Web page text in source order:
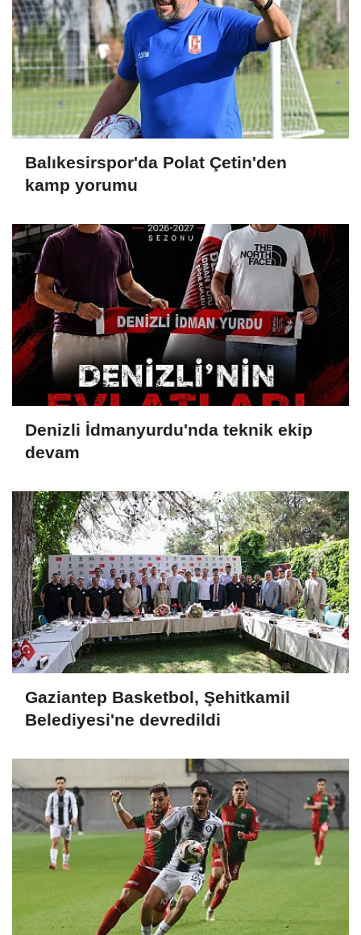
Balıkesirspor'da Polat Çetin'den
kamp yorumu
Denizli İdmanyurdu'nda teknik ekip
devam
Gaziantep Basketbol, Şehitkamil
Belediyesi'ne devredildi